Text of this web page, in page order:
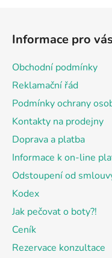
Informace pro vás
Obchodní podmínky
Reklamační řád
Podmínky ochrany
Kontakty na prodejny
Doprava a platba
Informace k on-line
Odstoupení od
Kodex
Jak pečovat o boty?!
Ceník
Rezervace konzultace